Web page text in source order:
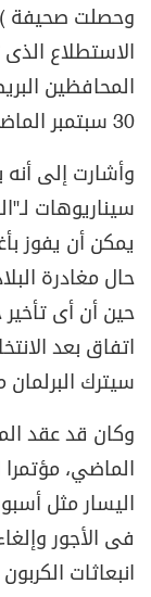
وحصلت صحيفة
الاستطلاع
المحافظين
30 سبتمبر الماضي.
سيناريوهات
يمكن أن يفوز
حين أن أى
اتفاق بعد
سيترك البرلمان
اليسار مثل
فى الأجور